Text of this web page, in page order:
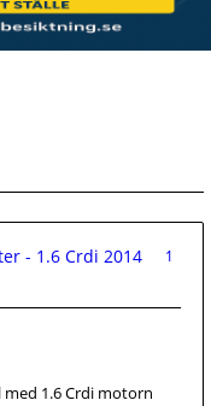
- 1.6 Crdi 2014
1
med 1.6 Crdi motorn